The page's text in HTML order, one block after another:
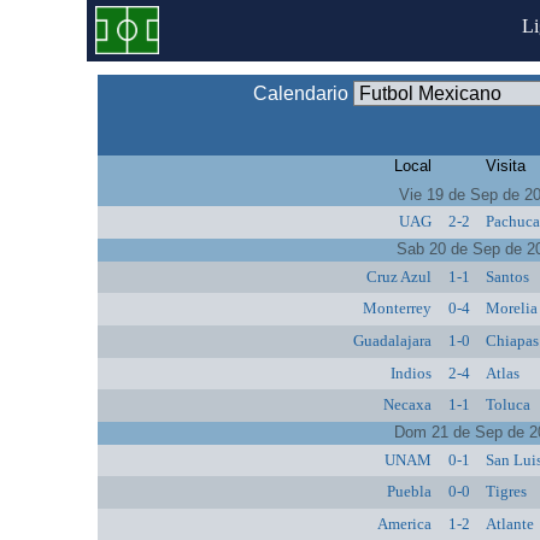
Calendario
Local Visita
Vie 19 de Sep de
UAG
2-2 Pachuca
Sab 20 de Sep de
Cruz Azul
1-1 Santos
Monterrey
0-4 Morelia
Guadalajara
1-0 Chiapas
Indios
2-4 Atlas
Necaxa
1-1 Toluca
Dom 21 de Sep de
UNAM
0-1 San
Puebla
0-0 Tigres
America
1-2 Atlante